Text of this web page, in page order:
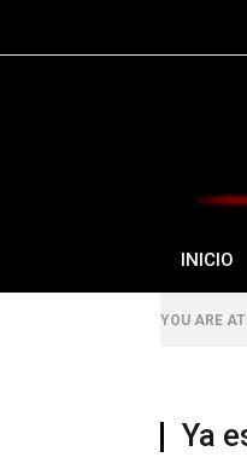
INICIO
YOU ARE
Ya